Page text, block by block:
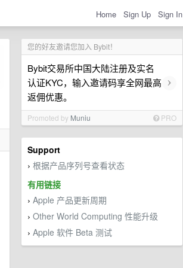
Home Sign Up Sign In
您的好友邀请您加入 Bybit！
Bybit交易所中国大陆注册及实名
认证KYC，输入邀请码享全网最高
返佣优惠。
›
Promoted by Muniu PRO
Support
› 根据产品序列号查看状态
有用链接
› Apple 产品更新周期
› Other World Computing 性能升级
› Apple 软件 Beta 测试